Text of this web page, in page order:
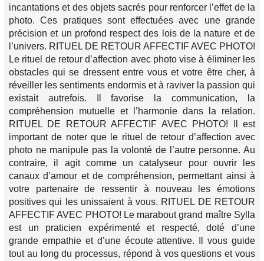
incantations et des objets sacrés pour renforcer l’effet de la
photo. Ces pratiques sont effectuées avec une grande
précision et un profond respect des lois de la nature et de
l’univers. RITUEL DE RETOUR AFFECTIF AVEC PHOTO!
Le rituel de retour d’affection avec photo vise à éliminer les
obstacles qui se dressent entre vous et votre être cher, à
réveiller les sentiments endormis et à raviver la passion qui
existait autrefois. Il favorise la communication, la
compréhension mutuelle et l’harmonie dans la relation.
RITUEL DE RETOUR AFFECTIF AVEC PHOTO! Il est
important de noter que le rituel de retour d’affection avec
photo ne manipule pas la volonté de l’autre personne. Au
contraire, il agit comme un catalyseur pour ouvrir les
canaux d’amour et de compréhension, permettant ainsi à
votre partenaire de ressentir à nouveau les émotions
positives qui les unissaient à vous. RITUEL DE RETOUR
AFFECTIF AVEC PHOTO! Le marabout grand maître Sylla
est un praticien expérimenté et respecté, doté d’une
grande empathie et d’une écoute attentive. Il vous guide
tout au long du processus, répond à vos questions et vous